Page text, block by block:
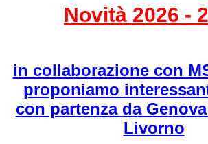
Novità 2026 -
in collaborazione con
proponiamo
con partenza da
Livorno